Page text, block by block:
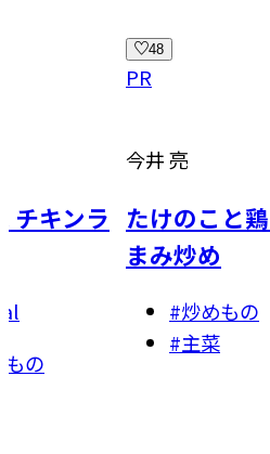
と鶏肉のう
の
PR
今井 亮
ピーマン
ょうが焼き
#生姜焼き
#主菜